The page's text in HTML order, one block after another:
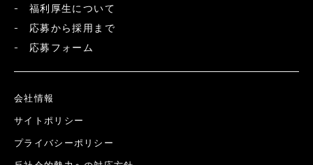
福利厚生について
応募から採用まで
応募フォーム
会社情報
サイトポリシー
プライバシーポリシー